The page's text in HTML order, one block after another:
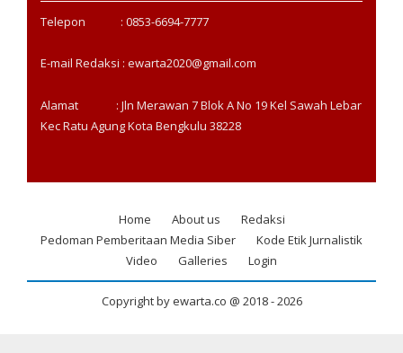
Telepon : 0853-6694-7777
E-mail Redaksi : ewarta2020@gmail.com
Alamat : Jln Merawan 7 Blok A No 19 Kel Sawah Lebar
Kec Ratu Agung Kota Bengkulu 38228
Footer
Home About us
Redaksi
Pedoman Pemberitaan Media Siber
Kode Etik Jurnalistik
Video
Galleries Login
Copyright by ewarta.co @ 2018 -2026